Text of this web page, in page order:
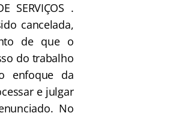
SERVIÇOS .
cancelada,
de que o
do trabalho
enfoque da
e julgar
No